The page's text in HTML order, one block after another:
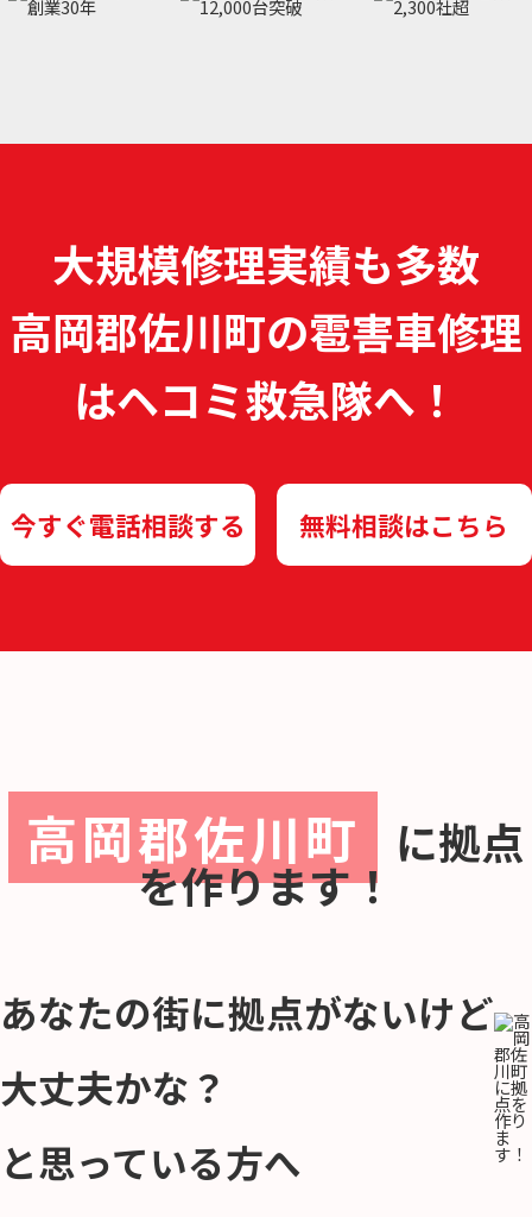
大規模修理実績も多数
高岡郡佐川町の雹害車修理
はヘコミ救急隊へ！
今すぐ電話相談する 無料相談はこちら
高岡郡佐川町 に拠点
を作ります！
あなたの街に拠点がないけど
大丈夫かな？
と思っている方へ